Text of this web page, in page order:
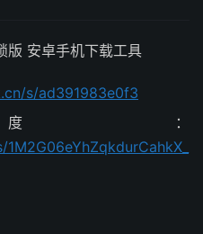
版 安卓手机下载工具
s/ad391983e0f3
：